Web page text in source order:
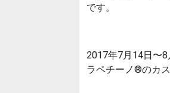
です。
2017年7月14日〜
ラペチーノ®のカ